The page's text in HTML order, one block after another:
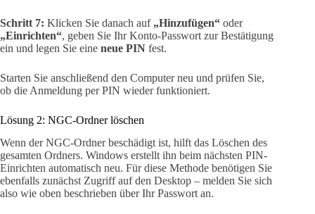
Schritt 7: Klicken Sie danach auf „Hinzufügen“ oder
„Einrichten“, geben Sie Ihr Konto-Passwort zur Bestätigung
ein und legen Sie eine neue PIN fest.
Starten Sie anschließend den Computer neu und prüfen Sie,
ob die Anmeldung per PIN wieder funktioniert.
Lösung 2: NGC-Ordner löschen
Wenn der NGC-Ordner beschädigt ist, hilft das Löschen des
gesamten Ordners. Windows erstellt ihn beim nächsten PIN-
Einrichten automatisch neu. Für diese Methode benötigen Sie
ebenfalls zunächst Zugriff auf den Desktop – melden Sie sich
also wie oben beschrieben über Ihr Passwort an.